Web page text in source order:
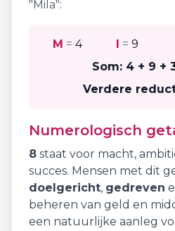
"Mila":
M = 4 I =9
Som: 4 + 9 +
Verdere
Numerologisch
8 staat voor macht,
succes. Mensen met dit
doelgericht, gedreven
beheren van geld en
een natuurlijke aanleg